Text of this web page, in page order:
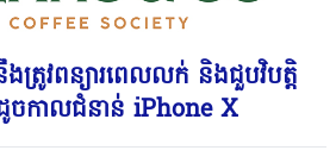
ត្រូវពន្យារពេលលក់ និងជួបវិបត្តិ
រ ដូចកាលជំនាន់ iPhone X